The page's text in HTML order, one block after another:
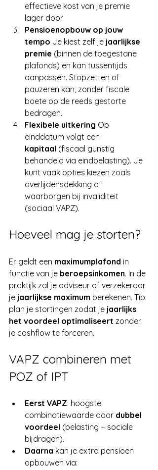
effectieve kost van je premie
lager door.
Pensioenopbouw op jouw
tempo Je kiest zelf je jaarlijkse
premie (binnen de toegestane
plafonds) en kan tussentijds
aanpassen. Stopzetten of
pauzeren kan, zonder fiscale
boete op de reeds gestorte
bedragen.
Flexibele uitkering Op
einddatum volgt een
kapitaal (fiscaal gunstig
behandeld via eindbelasting). Je
kunt vaak opties kiezen zoals
overlijdensdekking of
waarborgen bij invaliditeit
(sociaal VAPZ).
Hoeveel mag je storten?
Er geldt een maximumplafond in
functie van je beroepsinkomen. In de
praktijk zal je adviseur of verzekeraar
je jaarlijkse maximum berekenen. Tip:
plan je stortingen zodat je jaarlijks
het voordeel optimaliseert zonder
je cashflow te forceren.
VAPZ combineren met
POZ of IPT
Eerst VAPZ: hoogste
combinatiewaarde door dubbel
voordeel (belasting + sociale
bijdragen).
Daarna kan je extra pensioen
opbouwen via: